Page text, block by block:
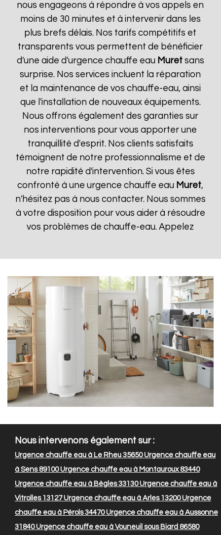
nous engageons à répondre à vos appels en
moins de 30 minutes et à intervenir dans les
plus brefs délais. Nos tarifs compétitifs et
transparents vous permettent de bénéficier
d'une aide d'urgence chauffe eau Muretsans
surprise. Nos services incluent la réparation
et la maintenance de vos chauffe-eau, ainsi
que l'installation de nouveaux équipements.
Nous offrons également des garanties sur
nos interventions pour vous apporter une
tranquillité d'esprit. Nos clients satisfaits
témoignent de notre professionnalisme et de
notre rapidité d'intervention. Si vous êtes
confronté à une urgence chauffe eau Muret,
n'hésitez pas à nous contacter. Nous sommes
à votre disposition pour vous aider à résoudre
vos problèmes de chauffe-eau. Appelez
Nous intervenons également sur :
Urgence chauffe eau à Le Rheu 35650Urgence chauffe eau
à Sens 89100Urgence chauffe eau à Montauroux 83440
Urgence chauffe eau à Bègles 33130Urgence chauffe eau à
Vitrolles 13127Urgence chauffe eau à Arles 13200Urgence
chauffe eau à Pérols 34470Urgence chauffe eau à Aussonne
31840Urgence chauffe eau à Vouneuil sous Biard 86580